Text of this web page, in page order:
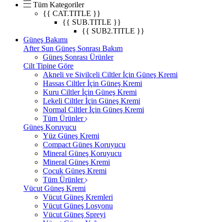
Tüm Kategoriler
{{ CAT.TITLE }}
{{ SUB.TITLE }}
{{ SUB2.TITLE }}
Güneş Bakımı
After Sun Güneş Sonrası Bakım
Güneş Sonrası Ürünler
Cilt Tipine Göre
Akneli ve Sivilceli Ciltler İçin Güneş Kremi
Hassas Ciltler İçin Güneş Kremi
Kuru Ciltler İçin Güneş Kremi
Lekeli Ciltler İçin Güneş Kremi
Normal Ciltler İçin Güneş Kremi
Tüm Ürünler
Güneş Koruyucu
Yüz Güneş Kremi
Compact Güneş Koruyucu
Mineral Güneş Koruyucu
Mineral Güneş Kremi
Çocuk Güneş Kremi
Tüm Ürünler
Vücut Güneş Kremi
Vücut Güneş Kremleri
Vücut Güneş Losyonu
Vücut Güneş Spreyi